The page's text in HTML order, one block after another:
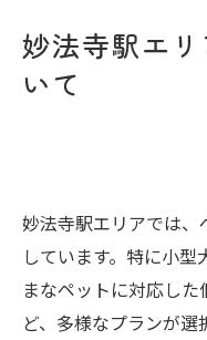
妙法寺駅エ
いて
妙法寺駅エリアでは
しています。特に小
まなペットに対応し
ど、多様なプランが選